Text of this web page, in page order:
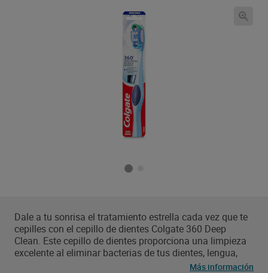
Dale a tu sonrisa el tratamiento estrella cada vez que te
cepilles con el cepillo de dientes Colgate 360 Deep
Clean. Este cepillo de dientes proporciona una limpieza
excelente al eliminar bacterias de tus dientes, lengua,
mejillas y encías. Además, este cepillo de dientesMás información